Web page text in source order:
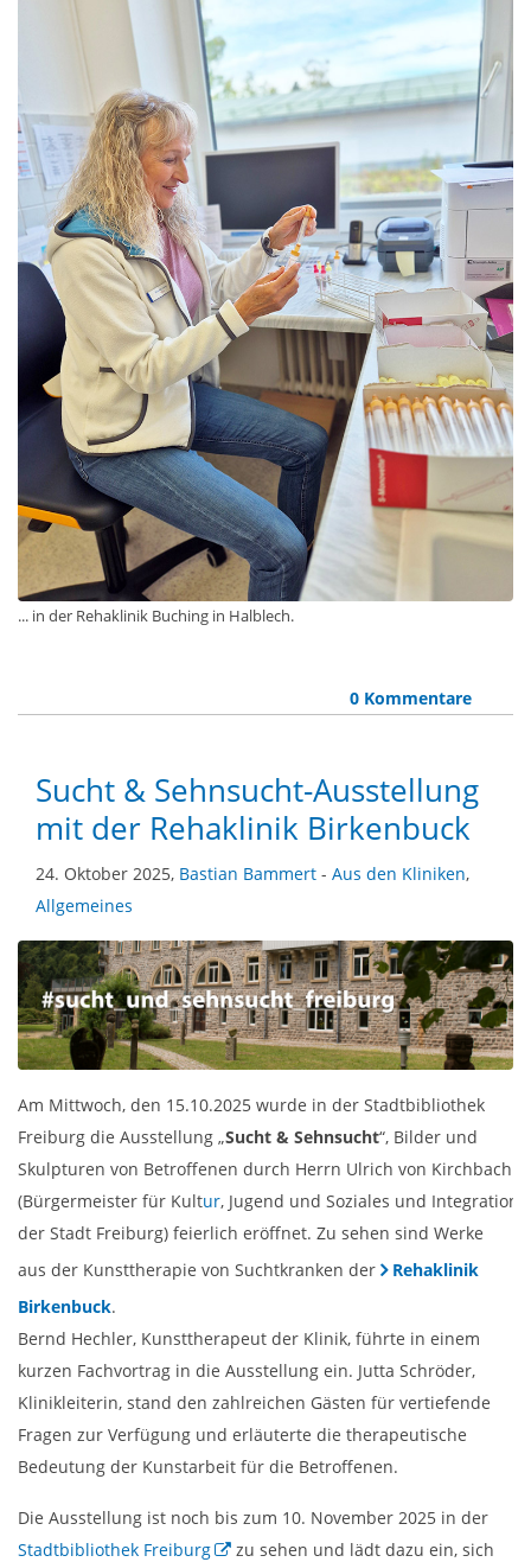
... in der Rehaklinik Buching in Halblech.
0 Kommentare
Sucht & Sehnsucht-Ausstellung
mit der Rehaklinik Birkenbuck
24. Oktober 2025, Bastian Bammert - Aus den Kliniken,
Allgemeines
Am Mittwoch, den 15.10.2025 wurde in der Stadtbibliothek
Freiburg die Ausstellung „Sucht & Sehnsucht“, Bilder und
Skulpturen von Betroffenen durch Herrn Ulrich von Kirchbach
(Bürgermeister für Kultur, Jugend und Soziales und Integration
der Stadt Freiburg) feierlich eröffnet. Zu sehen sind Werke
aus der Kunsttherapie von Suchtkranken der
Rehaklinik
Birkenbuck.
Bernd Hechler, Kunsttherapeut der Klinik, führte in einem
kurzen Fachvortrag in die Ausstellung ein. Jutta Schröder,
Klinikleiterin, stand den zahlreichen Gästen für vertiefende
Fragen zur Verfügung und erläuterte die therapeutische
Bedeutung der Kunstarbeit für die Betroffenen.
Die Ausstellung ist noch bis zum 10. November 2025 in der
Stadtbibliothek Freiburg
zu sehen und lädt dazu ein, sich